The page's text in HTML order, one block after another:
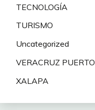
TECNOLOGÍA
TURISMO
Uncategorized
VERACRUZ PUERTO
XALAPA